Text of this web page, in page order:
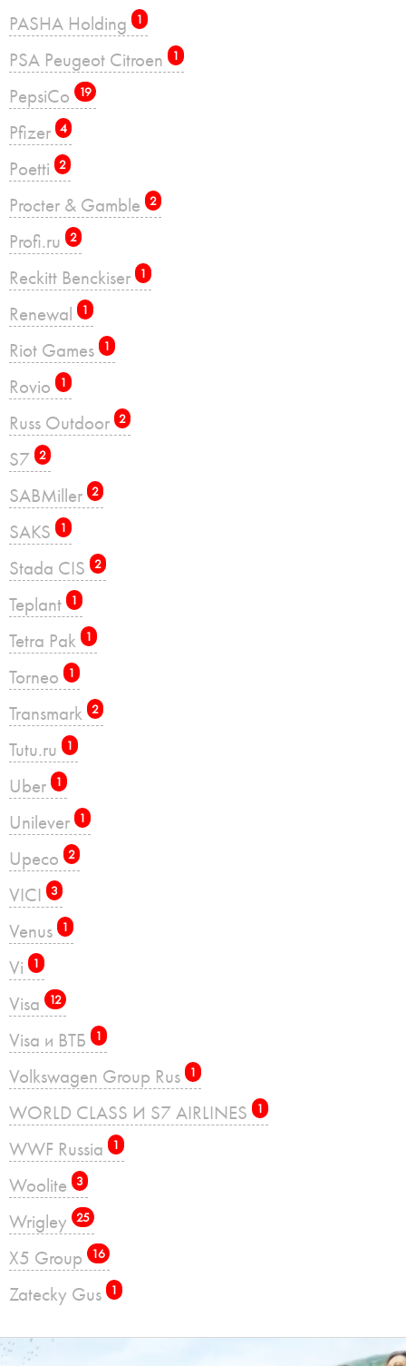
PASHA Holding 1
PSA Peugeot Citroen 1
PepsiCo 19
Pfizer 4
Poetti 2
Procter & Gamble 2
Profi.ru 2
Reckitt Benckiser 1
Renewal 1
Riot Games 1
Rovio 1
Russ Outdoor 2
S7 2
SABMiller 2
SAKS 1
Stada CIS 2
Teplant 1
Tetra Pak 1
Torneo 1
Transmark 2
Tutu.ru 1
Uber 1
Unilever 1
Upeco 2
VICI 3
Venus 1
Vi 1
Visa 12
Visa и ВТБ 1
Volkswagen Group Rus 1
WORLD CLASS И S7 AIRLINES 1
WWF Russia 1
Woolite 3
Wrigley 25
X5 Group 16
Zatecky Gus 1